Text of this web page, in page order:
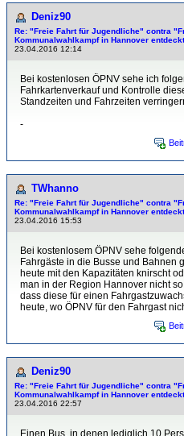
Deniz90
Re: "Freie Fahrt für Jugendliche" contra
Kommunalwahlkampf in Hannover
23.04.2016 12:14
Bei kostenlosen ÖPNV sehe ich
Fahrkartenverkauf und Kontrolle
Standzeiten und Fahrzeiten
-
TWhanno
Re: "Freie Fahrt für Jugendliche" contra
Kommunalwahlkampf in Hannover
23.04.2016 15:53
Bei kostenlosem ÖPNV sehe
Fahrgäste in die Busse und Bahnen
heute mit den Kapazitäten knirscht
man in der Region Hannover nicht
dass diese für einen
heute, wo ÖPNV für den Fahrgast
Deniz90
Re: "Freie Fahrt für Jugendliche" contra
Kommunalwahlkampf in Hannover
23.04.2016 22:57
Einen Bus, in denen lediglich 10